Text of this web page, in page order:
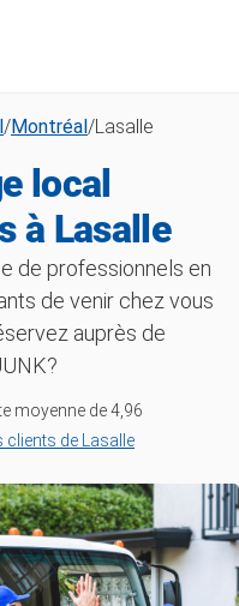
/Montréal/Lasalle
local
à Lasalle
de professionnels en
de venir chez vous
auprès de
moyenne de4,96
clients de Lasalle